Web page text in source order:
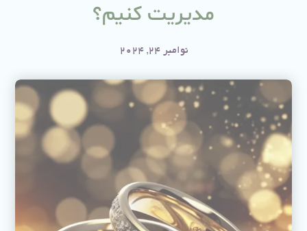
مدیریت کنیم؟
نوامبر 24, 2024